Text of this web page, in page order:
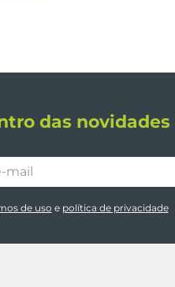
das novidades
de uso e política de privacidade